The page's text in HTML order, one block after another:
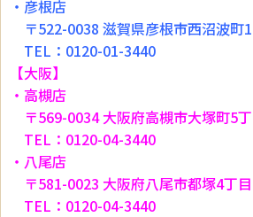
・彦根店
〒522-0038 滋賀県彦根市西沼波町
TEL：0120-01-3440
【大阪】
・高槻店
〒569-0034 大阪府高槻市大塚町5
TEL：0120-04-3440
・八尾店
〒581-0023 大阪府八尾市都塚4丁
TEL：0120-04-3440